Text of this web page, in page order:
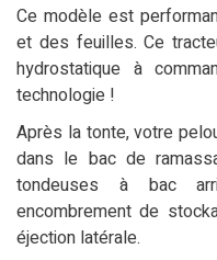
Ce modèle est
et des feuilles. Ce
hydrostatique à
technologie !
Après la tonte, votre
dans le bac de
tondeuses à bac
encombrement de
éjection latérale.